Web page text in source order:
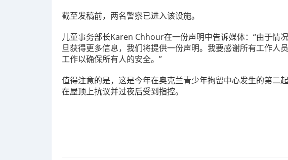
截至发稿前，两名警察已进入该设施。
儿童事务部长Karen Chhour在一份声明中告诉媒体：“由于情
旦获得更多信息，我们将提供一份声明。我要感谢所有工作人
工作以确保所有人的安全。”
值得注意的是，这是今年在奥克兰青少年拘留中心发生的第二
在屋顶上抗议并过夜后受到指控。